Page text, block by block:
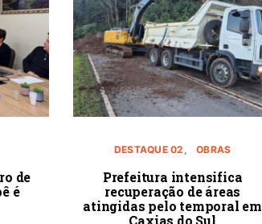
de
é
DESTAQUE 02 OBRAS
Prefeitura intensifica
recuperação de áreas
atingidas pelo temporal em
Caxias do Sul